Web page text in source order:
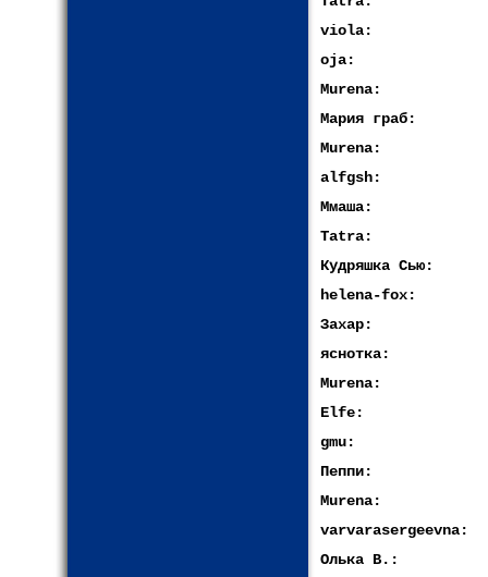
viola:
oja:
Murena:
Мария граб:
Murena:
alfgsh:
Ммаша:
Tatra:
Кудряшка Сью:
helena-fox:
Захар:
яснотка:
Murena:
Elfe:
gmu:
Пеппи:
Murena:
varvarasergeevna:
Олька В.: